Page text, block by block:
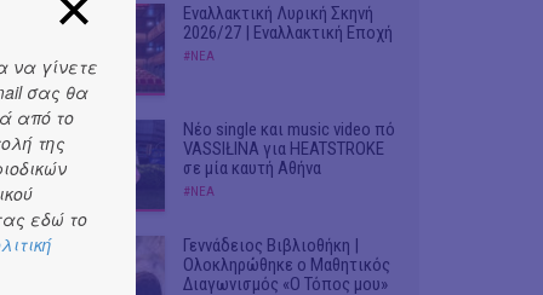
Εναλλακτική Λυρική Σκηνή
2026/27 | Εναλλακτική Εποχή
#ΝΕΑ
Νέο single και music video πό
VASSIŁINA για HEATSTROKE
σε μία καυτή Αθήνα
#ΝΕΑ
Γεννάδειος Βιβλιοθήκη |
Ολοκληρώθηκε ο Μαθητικός
Διαγωνισμός «Ο Τόπος μου»
να γίνετε
σας θα
από το
της
εδώ το